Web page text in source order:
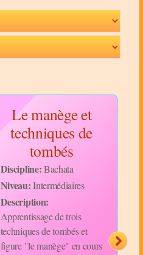
Le manège et
techniques de
tombés
Discipline:Bachata
Niveau:Intermédiaires
Description:
Apprentissage de trois
techniques de tombés et
figure "le manège" en cours